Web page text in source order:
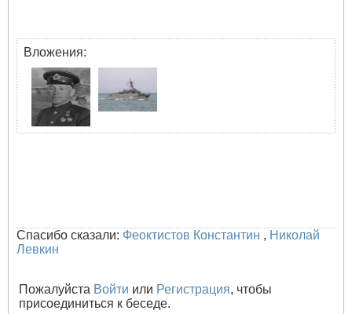
Вложения:
Спасибо сказали: Феоктистов Константин , Николай
Левкин
Пожалуйста Войти или Регистрация, чтобы
присоединиться к беседе.